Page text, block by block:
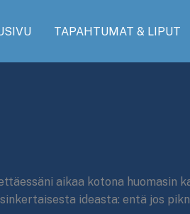
TAPAHTUMAT & LIPUT
aikaa kotona
ideasta: entä jos